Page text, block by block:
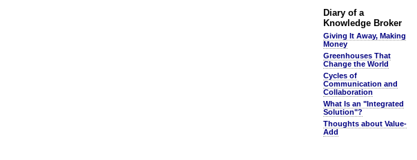
Diary of a
Knowledge Broker
Giving It Away, Making
Money
Greenhouses That
Change the World
Cycles of
Communication and
Collaboration
What Is an "Integrated
Solution"?
Thoughts about Value-
Add